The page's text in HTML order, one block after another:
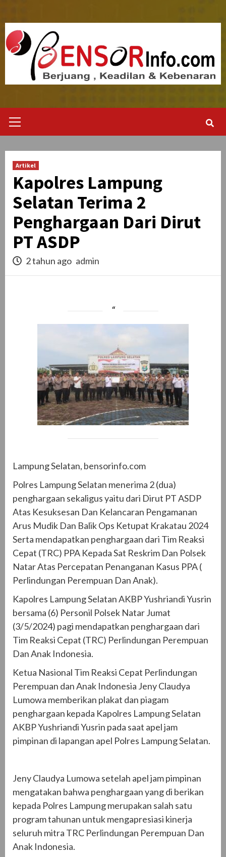
content
Menu
Artikel
Kapolres Lampung
Selatan Terima 2
Penghargaan Dari Dirut
PT ASDP
2 tahun ago admin
Lampung Selatan, bensorinfo.com
Polres Lampung Selatan menerima 2 (dua)
penghargaan sekaligus yaitu dari Dirut PT ASDP
Atas Kesuksesan Dan Kelancaran Pengamanan
Arus Mudik Dan Balik Ops Ketupat Krakatau 2024
Serta mendapatkan penghargaan dari Tim Reaksi
Cepat (TRC) PPA Kepada Sat Reskrim Dan Polsek
Natar Atas Percepatan Penanganan Kasus PPA (
Perlindungan Perempuan Dan Anak).
Kapolres Lampung Selatan AKBP Yushriandi Yusrin
bersama (6) Personil Polsek Natar Jumat
(3/5/2024) pagi mendapatkan penghargaan dari
Tim Reaksi Cepat (TRC) Perlindungan Perempuan
Dan Anak Indonesia.
Ketua Nasional Tim Reaksi Cepat Perlindungan
Perempuan dan Anak Indonesia Jeny Claudya
Lumowa memberikan plakat dan piagam
penghargaan kepada Kapolres Lampung Selatan
AKBP Yushriandi Yusrin pada saat apel jam
pimpinan di lapangan apel Polres Lampung Selatan.
Jeny Claudya Lumowa setelah apel jam pimpinan
mengatakan bahwa penghargaan yang di berikan
kepada Polres Lampung merupakan salah satu
program tahunan untuk mengapresiasi kinerja
seluruh mitra TRC Perlindungan Perempuan Dan
Anak Indonesia.